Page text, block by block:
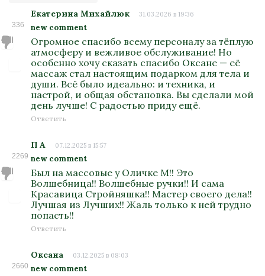
336
Екатерина Михайлюк 31.03.2026 в 19:36
new comment
Огромное спасибо всему персоналу за тёплую
атмосферу и вежливое обслуживание! Но
особенно хочу сказать спасибо Оксане — её
массаж стал настоящим подарком для тела и
души. Всё было идеально: и техника, и
настрой, и общая обстановка. Вы сделали мой
день лучше! С радостью приду ещё.
Ответить
2269
П А 07.12.2025 в 15:57
new comment
Был на массовые у Оличке М!! Это
Волшебница!! Волшебные ручки!! И сама
Красавица Стройняшка!! Мастер своего дела!!
Лучшая из Лучших!! Жаль только к ней трудно
попасть!!
Ответить
2660
Оксана 03.12.2025 в 08:03
new comment